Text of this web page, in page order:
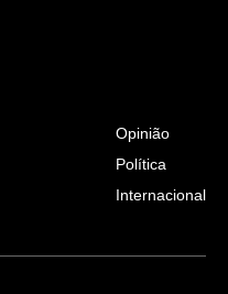
Opinião
Política
Internacional